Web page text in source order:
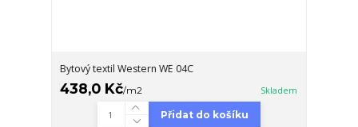
Bytový textil Western WE 04C
438,0 Kč/m2 Skladem
Přidat do košíku